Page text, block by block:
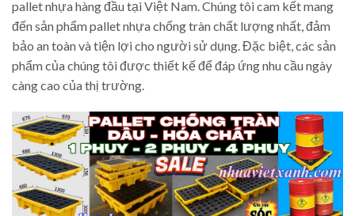
pallet nhựa hàng đầu tại Việt Nam. Chúng tôi cam kết mang
đến sản phẩm pallet nhựa chống tràn chất lượng nhất, đảm
bảo an toàn và tiện lợi cho người sử dụng. Đặc biệt, các sản
phẩm của chúng tôi được thiết kế để đáp ứng nhu cầu ngày
càng cao của thị trường.